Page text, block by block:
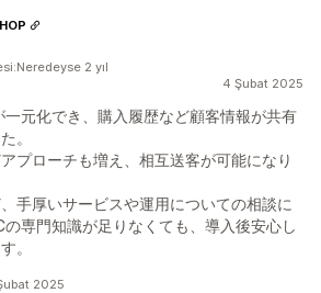
4 Şubat 2025
一元化でき、購入履歴など顧客情報が共有
。
プローチも増え、相互送客が可能になり
手厚いサービスや運用についての相談に
の専門知識が足りなくても、導入後安心し
。
2 yıl
2025